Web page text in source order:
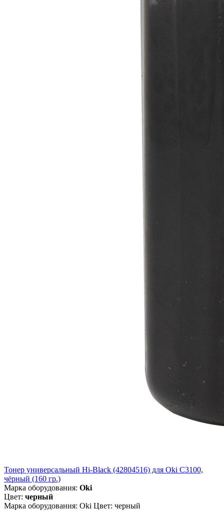
Тонер универсальный Hi-Black (42804516) для Oki С3100,
чёрный (160 гр.)
Марка оборудования: Oki
Цвет: черный
Марка оборудования: Oki Цвет: черный